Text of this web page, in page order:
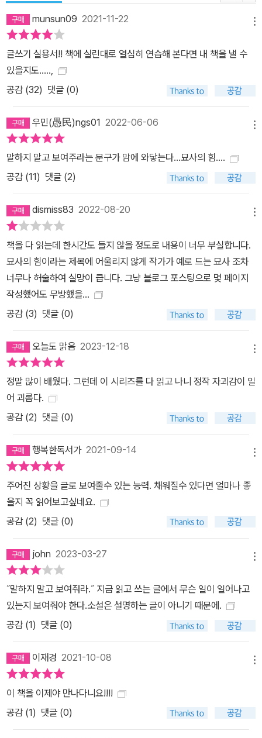
면이 좀처럼 풀리지 않아 마음이 꺾인 작가라면 이 책을 곁에 두고 자
주 펼쳐보라. 13개의 챕터를 하나씩 지날 때마다 막혔던 문장이 짜릿
하게 풀린다. 중요한 것은 좌절하지 않고 계속 쓰는 것이다. 이 책은
작업을 이어나갈 수 있는지 그 방법을 제시한다.
munsun09 2021-11-22
글쓰기 실용서!! 책에 실린대로 열심히 연습해 본다면 내 책을 낼 수
있을지도.....,
공감 (32) 댓글 (0)
우민(愚民)ngs01 2022-06-06
말하지 말고 보여주라는 문구가 맘에 와닿는다...묘사의 힘....
공감 (11) 댓글 (2)
dismiss83 2022-08-20
책을 다 읽는데 한시간도 들지 않을 정도로 내용이 너무 부실합니다.
묘사의 힘이라는 제목에 어울리지 않게 작가가 예로 드는 묘사 조차
너무나 허술하여 실망이 큽니다. 그냥 블로그 포스팅으로 몇 페이지
작성했어도 무방했을…
공감 (3) 댓글 (0)
오늘도 맑음 2023-12-18
정말 많이 배웠다. 그런데 이 시리즈를 다 읽고 나니 정작 자괴감이 일
어 괴롭다.
공감 (2) 댓글 (0)
행복한독서가2021-09-14
주어진 상황을 글로 보여줄수 있는 능력. 채워질수 있다면 얼마나 좋
을지 꼭 읽어보고싶네요.
공감 (2) 댓글 (0)
john 2023-03-27
˝말하지 말고 보여줘라.˝ 지금 읽고 쓰는 글에서 무슨 일이 일어나고
있는지 보여줘야 한다.소설은 설명하는 글이 아니기 때문에.
공감 (1) 댓글 (0)
이재경 2021-10-08
이 책을 이제야 만나다니요!!!!
공감 (1) 댓글 (0)